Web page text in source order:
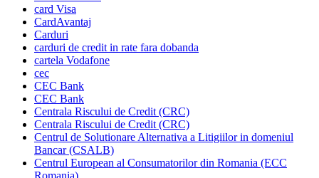
card Visa
CardAvantaj
Carduri
carduri de credit in rate fara dobanda
cartela Vodafone
cec
CEC Bank
CEC Bank
Centrala Riscului de Credit (CRC)
Centrala Riscului de Credit (CRC)
Centrul de Solutionare Alternativa a Litigiilor in domeniul
Bancar (CSALB)
Centrul European al Consumatorilor din Romania (ECC